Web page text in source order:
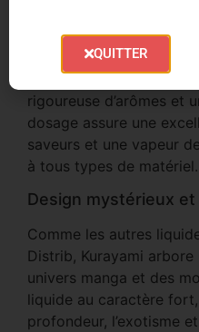
Conçu et embouteillé
(MIV Distrib), le
rigoureuse d’arômes et
dosage assure une
saveurs et une vapeur
à tous types de matériel.
Design mystérieux
Comme les autres
Distrib, Kurayami
univers manga et des
liquide au caractère
profondeur, l’exotisme
QUITTER